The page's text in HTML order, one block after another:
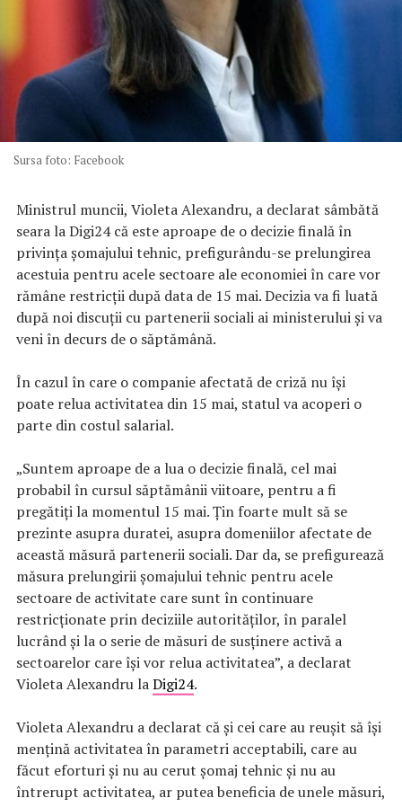
Sursa foto: Facebook
Ministrul muncii, Violeta Alexandru, a declarat sâmbătă
seara la Digi24 că este aproape de o decizie finală în
privinţa şomajului tehnic, prefigurându-se prelungirea
acestuia pentru acele sectoare ale economiei în care vor
rămâne restricţii după data de 15 mai. Decizia va fi luată
după noi discuţii cu partenerii sociali ai ministerului şi va
veni în decurs de o săptămână.
În cazul în care o companie afectată de criză nu îşi
poate relua activitatea din 15 mai, statul va acoperi o
parte din costul salarial.
„Suntem aproape de a lua o decizie finală, cel mai
probabil în cursul săptămânii viitoare, pentru a fi
pregătiţi la momentul 15 mai. Ţin foarte mult să se
prezinte asupra duratei, asupra domeniilor afectate de
această măsură partenerii sociali. Dar da, se prefigurează
măsura prelungirii şomajului tehnic pentru acele
sectoare de activitate care sunt în continuare
restricţionate prin deciziile autorităţilor, în paralel
lucrând şi la o serie de măsuri de susţinere activă a
sectoarelor care îşi vor relua activitatea”, a declarat
Violeta Alexandru laDigi24.
Violeta Alexandru a declarat că şi cei care au reuşit să îşi
menţină activitatea în parametri acceptabili, care au
făcut eforturi şi nu au cerut şomaj tehnic şi nu au
întrerupt activitatea, ar putea beneficia de unele măsuri,